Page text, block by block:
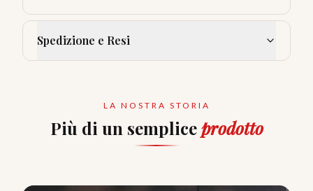
Spedizione e Resi
LA NOSTRA STORIA
Più di un sempliceprodotto